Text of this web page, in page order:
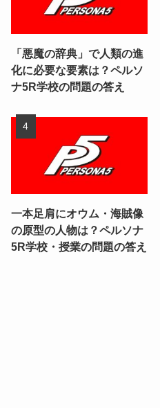
「悪魔の辞典」で人類の進
化に必要な要素は？ペルソ
ナ5R学校の問題の答え
一本足肩にオウム・海賊像
の原型の人物は？ペルソナ
5R学校・授業の問題の答え